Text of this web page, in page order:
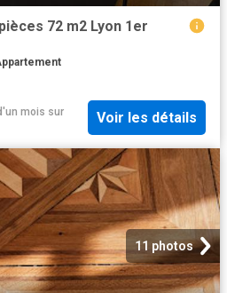
72 m2 Lyon 1er
mois sur
Voir les détails
11 photos